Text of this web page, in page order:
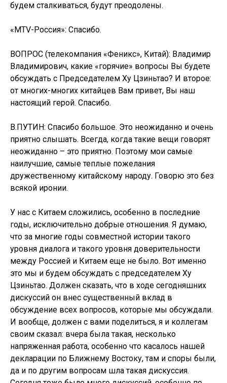
будем сталкиваться, будут преодолены.
«MTV-Россия»: Спасибо.
ВОПРОС (телекомпания «Феникс», Китай): Владимир
Владимирович, какие «горячие» вопросы Вы будете
обсуждать с Председателем Ху Цзиньтао? И второе:
от многих-многих китайцев Вам привет, Вы наш
настоящий герой. Спасибо.
В.ПУТИН: Спасибо большое. Это неожиданно и очень
приятно слышать. Всегда, когда такие вещи говорят
неожиданно – это приятно. Поэтому мои самые
наилучшие, самые теплые пожелания
дружественному китайскому народу. Говорю это без
всякой иронии.
У нас с Китаем сложились, особенно в последние
годы, исключительно добрые отношения. Я думаю,
что за многие годы совместной истории такого
уровня диалога и такого уровня доверительности
между Россией и Китаем еще не было. Вот именно
это мы и будем обсуждать с председателем Ху
Цзиньтао. Должен сказать, что в ходе сегодняшних
дискуссий он внес существенный вклад в
обсуждение всех вопросов, которые мы обсуждали.
И вообще, должен с вами поделиться, я и коллегам
своим сказал: вчера была такая, несколько
напряженная работа, особенно что касалось нашей
декларации по Ближнему Востоку, там и споры были,
да и по другим вопросам шла такая дискуссия.